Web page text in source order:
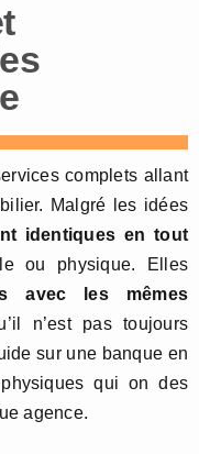
complets allant
Malgré les idées
identiques en tout
ou physique. Elles
avec les mêmes
n’est pas toujours
sur une banque en
qui on des
agence.